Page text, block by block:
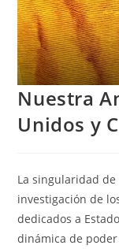
Nuestra
Unidos y
La singularidad
investigación de
dedicados a
dinámica de